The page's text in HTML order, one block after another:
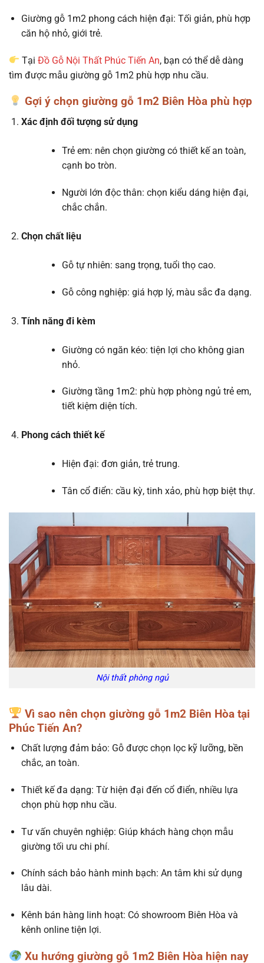
Giường gỗ 1m2 phong cách hiện đại: Tối giản, phù hợp
căn hộ nhỏ, giới trẻ.
TạiĐồ Gỗ Nội Thất Phúc Tiến An, bạn có thể dễ dàng
tìm được mẫu giường gỗ 1m2 phù hợp nhu cầu.
Gợi ý chọn giường gỗ 1m2 Biên Hòa phù hợp
Xác định đối tượng sử dụng
Trẻ em: nên chọn giường có thiết kế an toàn,
cạnh bo tròn.
Người lớn độc thân: chọn kiểu dáng hiện đại,
chắc chắn.
Chọn chất liệu
Gỗ tự nhiên: sang trọng, tuổi thọ cao.
Gỗ công nghiệp: giá hợp lý, màu sắc đa dạng.
Tính năng đi kèm
Giường có ngăn kéo: tiện lợi cho không gian
nhỏ.
Giường tầng 1m2: phù hợp phòng ngủ trẻ em,
tiết kiệm diện tích.
Phong cách thiết kế
Hiện đại: đơn giản, trẻ trung.
Tân cổ điển: cầu kỳ, tinh xảo, phù hợp biệt thự.
Nội thất phòng ngủ
Vì sao nên chọn giường gỗ 1m2 Biên Hòa tại
Phúc Tiến An?
Chất lượng đảm bảo: Gỗ được chọn lọc kỹ lưỡng, bền
chắc, an toàn.
Thiết kế đa dạng: Từ hiện đại đến cổ điển, nhiều lựa
chọn phù hợp nhu cầu.
Tư vấn chuyên nghiệp: Giúp khách hàng chọn mẫu
giường tối ưu chi phí.
Chính sách bảo hành minh bạch: An tâm khi sử dụng
lâu dài.
Kênh bán hàng linh hoạt: Có showroom Biên Hòa và
kênh online tiện lợi.
Xu hướng giường gỗ 1m2 Biên Hòa hiện nay